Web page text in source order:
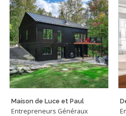
Maison de Luce et Paul
Entrepreneurs Généraux